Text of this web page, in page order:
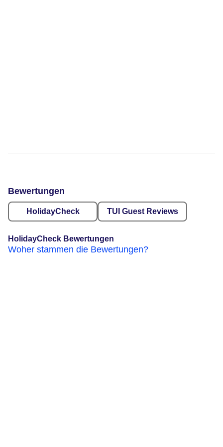
Bewertungen
HolidayCheck TUI Guest Reviews
HolidayCheck Bewertungen
Woher stammen die Bewertungen?